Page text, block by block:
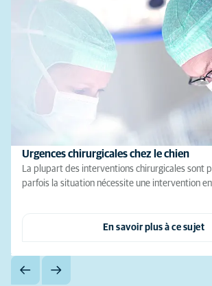
Urgences chirurgicales chez le chien
La plupart des interventions chirurgicales sont
parfois la situation nécessite une intervention
En savoir plus à ce sujet